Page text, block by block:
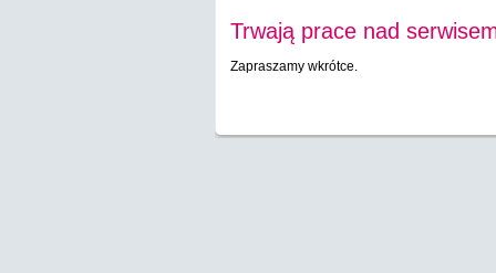
Trwają prace nad
Zapraszamy wkrótce.